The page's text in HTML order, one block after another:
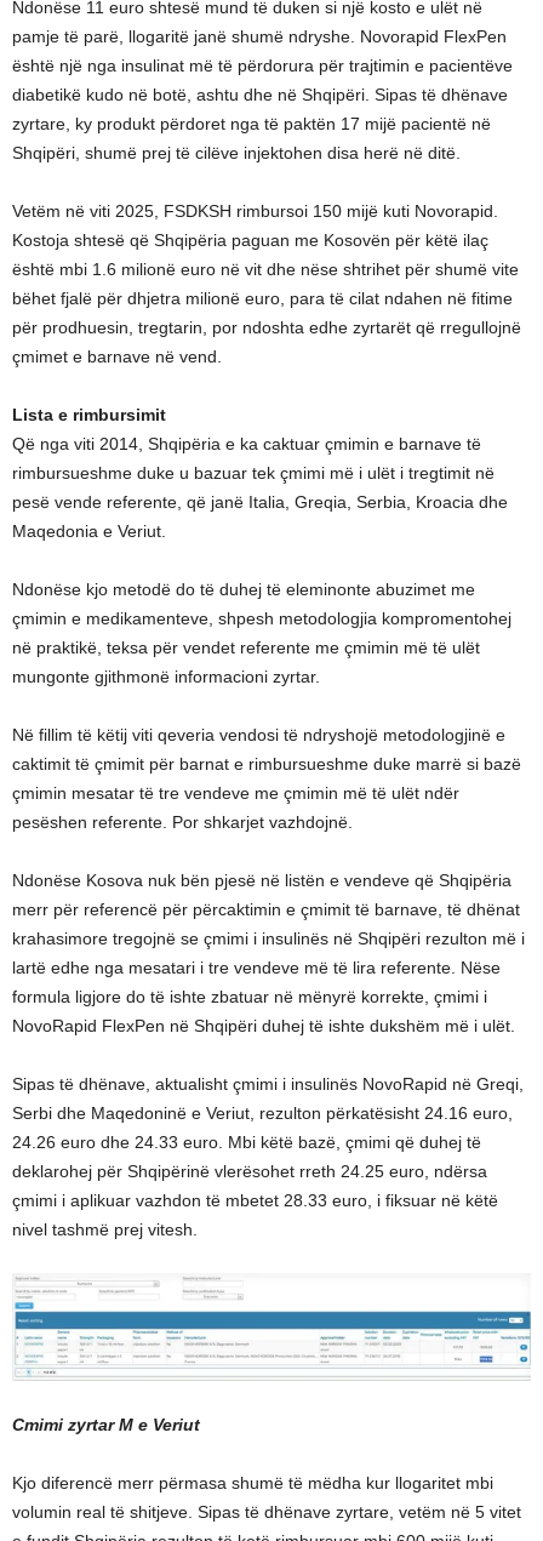
Ndonëse 11 euro shtesë mund të duken si një kosto e ulët në
pamje të parë, llogaritë janë shumë ndryshe. Novorapid FlexPen
është një nga insulinat më të përdorura për trajtimin e pacientëve
diabetikë kudo në botë, ashtu dhe në Shqipëri. Sipas të dhënave
zyrtare, ky produkt përdoret nga të paktën 17 mijë pacientë në
Shqipëri, shumë prej të cilëve injektohen disa herë në ditë.
Vetëm në viti 2025, FSDKSH rimbursoi 150 mijë kuti Novorapid.
Kostoja shtesë që Shqipëria paguan me Kosovën për këtë ilaç
është mbi 1.6 milionë euro në vit dhe nëse shtrihet për shumë vite
bëhet fjalë për dhjetra milionë euro, para të cilat ndahen në fitime
për prodhuesin, tregtarin, por ndoshta edhe zyrtarët që rregullojnë
çmimet e barnave në vend.
Lista e rimbursimit
Që nga viti 2014, Shqipëria e ka caktuar çmimin e barnave të
rimbursueshme duke u bazuar tek çmimi më i ulët i tregtimit në
pesë vende referente, që janë Italia, Greqia, Serbia, Kroacia dhe
Maqedonia e Veriut.
Ndonëse kjo metodë do të duhej të eleminonte abuzimet me
çmimin e medikamenteve, shpesh metodologjia kompromentohej
në praktikë, teksa për vendet referente me çmimin më të ulët
mungonte gjithmonë informacioni zyrtar.
Në fillim të këtij viti qeveria vendosi të ndryshojë metodologjinë e
caktimit të çmimit për barnat e rimbursueshme duke marrë si bazë
çmimin mesatar të tre vendeve me çmimin më të ulët ndër
pesëshen referente. Por shkarjet vazhdojnë.
Ndonëse Kosova nuk bën pjesë në listën e vendeve që Shqipëria
merr për referencë për përcaktimin e çmimit të barnave, të dhënat
krahasimore tregojnë se çmimi i insulinës në Shqipëri rezulton më i
lartë edhe nga mesatari i tre vendeve më të lira referente. Nëse
formula ligjore do të ishte zbatuar në mënyrë korrekte, çmimi i
NovoRapid FlexPen në Shqipëri duhej të ishte dukshëm më i ulët.
Sipas të dhënave, aktualisht çmimi i insulinës NovoRapid në Greqi,
Serbi dhe Maqedoninë e Veriut, rezulton përkatësisht 24.16 euro,
24.26 euro dhe 24.33 euro. Mbi këtë bazë, çmimi që duhej të
deklarohej për Shqipërinë vlerësohet rreth 24.25 euro, ndërsa
çmimi i aplikuar vazhdon të mbetet 28.33 euro, i fiksuar në këtë
nivel tashmë prej vitesh.
Cmimi zyrtar M e Veriut
Kjo diferencë merr përmasa shumë të mëdha kur llogaritet mbi
volumin real të shitjeve. Sipas të dhënave zyrtare, vetëm në 5 vitet